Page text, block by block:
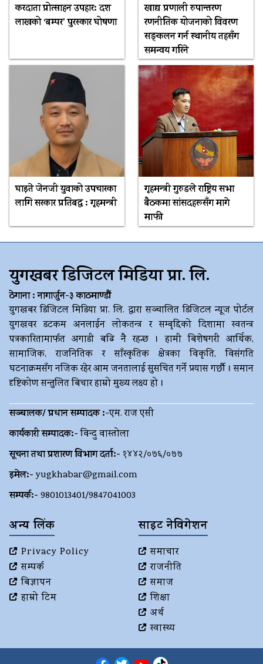
करदाता प्रोत्साहन उपहार: दश
लाखको ‘बम्पर’ पुरस्कार घोषणा
खाद्य प्रणाली रुपान्तरण
रणनीतिक योजनाको विवरण
सङ्कलन गर्न स्थानीय तहसँग
समन्वय गरिने
घाइते जेनजी युवाको उपचारका
लागि सरकार प्रतिबद्ध : गृहमन्त्री
गृहमन्त्री गुरुङले राष्ट्रिय सभा
बैठकमा सांसदहरूसँग मागे
माफी
युगखबर डिजिटल मिडिया प्रा. लि.
ठेगाना : नागार्जुन-३ काठमाण्डौं
युगखबर डिजिटल मिडिया प्रा. लि. द्धारा सञ्चालित डिजिटल न्यूज पोर्टल
युगखवर डटकम अनलाईन लोकतन्त्र र सम्बृद्दिको दिशामा स्वतन्त्र
पत्रकारितामार्फत अगाडी बढि नै रहन्छ । हामी बिशेषगरी आर्थिक,
सामाजिक, राजनितिक र साँस्कृतिक क्षेत्रका विकृति, विसंगति
घटनाक्रमसँग नजिक रहेर आम जनतालाई सुसचित गर्ने प्रयास गर्छौ । समान
दृष्टिकोण सन्तुलित बिचार हाम्रो मुख्य लक्ष्य हो ।
सञ्चालक/ प्रधान सम्पादक :-एम. राज एसी
कार्यकारी सम्पादक:-विन्दु वास्तोला
सूचना तथा प्रशारण विभाग दर्ता:- १४४२/०७६/०७७
इमेल:- yugkhabar@gmail.com
सम्पर्क:- 9801013401/9847041003
अन्य लिंक
Privacy Policy
सम्पर्क
बिज्ञापन
हाम्रो टिम
साइट नेविगेशन
समाचार
राजनीति
समाज
शिक्षा
अर्थ
स्वास्थ्य